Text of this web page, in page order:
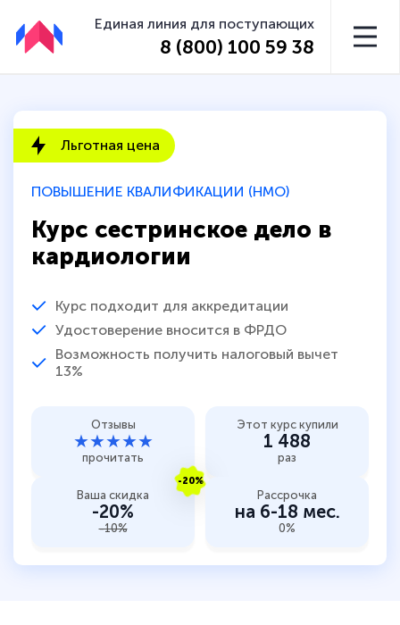
Единая линия для поступающих
8 (800) 100 59 38
ПОВЫШЕНИЕ КВАЛИФИКАЦИИ (НМО)
Курс сестринское дело в
кардиологии
Курс подходит для аккредитации
Удостоверение вносится в ФРДО
Возможность получить налоговый вычет
13%
Льготная цена
Отзывы
★★★★★
прочитать
Этот курс купили
1 488
раз
-20%
Ваша скидка
-20%
-10%
Рассрочка
на 6-18 мес.
0%